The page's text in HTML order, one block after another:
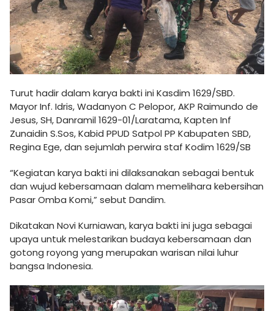
Turut hadir dalam karya bakti ini Kasdim 1629/SBD.
Mayor Inf. Idris, Wadanyon C Pelopor, AKP Raimundo de
Jesus, SH, Danramil 1629-01/Laratama, Kapten Inf
Zunaidin S.Sos, Kabid PPUD Satpol PP Kabupaten SBD,
Regina Ege, dan sejumlah perwira staf Kodim 1629/SB
“Kegiatan karya bakti ini dilaksanakan sebagai bentuk
dan wujud kebersamaan dalam memelihara kebersihan
Pasar Omba Komi,” sebut Dandim.
Dikatakan Novi Kurniawan, karya bakti ini juga sebagai
upaya untuk melestarikan budaya kebersamaan dan
gotong royong yang merupakan warisan nilai luhur
bangsa Indonesia.